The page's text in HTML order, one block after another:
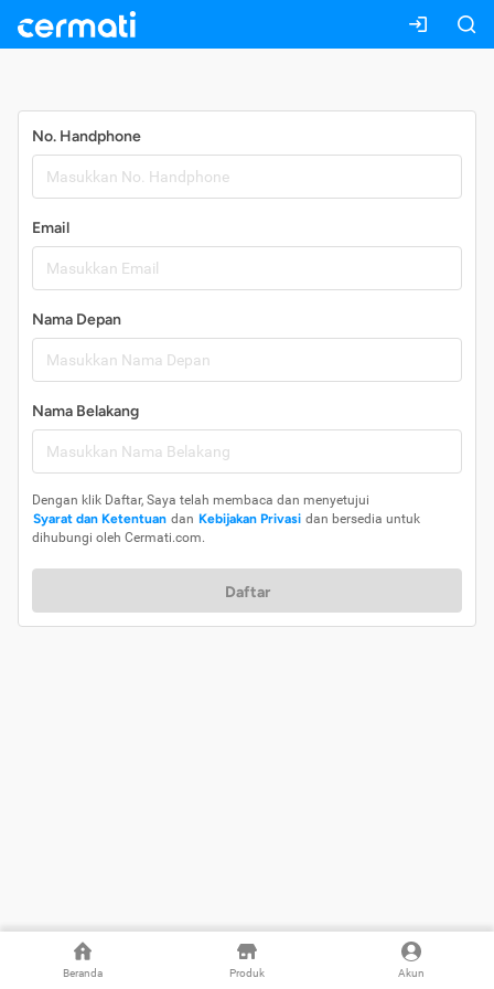
Beranda Produk Akun
No. Handphone
Email
Nama Depan
Nama Belakang
Dengan klik Daftar, Saya telah membaca dan menyetujui
Syarat dan Ketentuan dan Kebijakan Privasi dan bersedia untuk
dihubungi oleh Cermati.com.
Daftar